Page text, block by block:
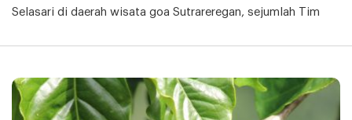
Selasari di daerah wisata goa Sutrareregan, sejumlah Tim